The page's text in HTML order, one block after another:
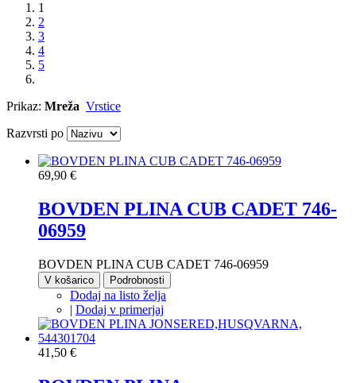
1
2
3
4
5
Prikaz: Mreža Vrstice
Razvrsti po
69,90 €
BOVDEN PLINA CUB CADET 746-
06959
BOVDEN PLINA CUB CADET 746-06959
V košarico Podrobnosti
Dodaj na listo želja
| Dodaj v primerjaj
41,50 €